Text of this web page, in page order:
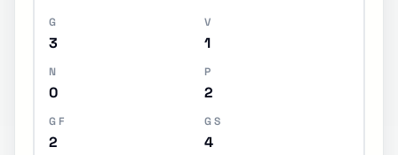
G
3
V
1
N
0
P
2
GF
2
GS
4